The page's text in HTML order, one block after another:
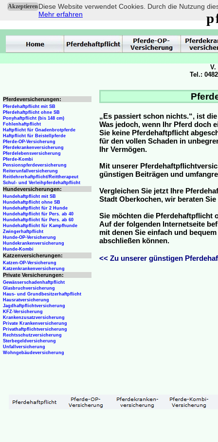
AkzeptierenDiese Website verwendet Cookies. Durch die Nutzung
Mehr erfahren
„Es passiert schon nichts.“, ist
Was jedoch, wenn Ihr Pferd doch
Sie keine Pferdehaftpflicht
für den vollen Schaden in
Ihr Vermögen.
Mit unserer
günstigen Beiträgen und
Vergleichen Sie jetzt Ihre
Stadt Oberkochen, wir beraten Sie
Sie möchten die Pferdehaftpflicht
Auf der folgenden Internetseite
mit denen Sie einfach und
abschließen können.
<< Zu unserer günstigen
Pferdeversicherungen:
Pferdehaftpflicht mit SB
Pferdehaftpflicht ohne SB
Ponyhaftpflicht (bis 148 cm)
Fohlenhaftpflicht
Haftpflicht für Gnadenbrotpferde
Haftpflicht für Beistellpferde
Pferde-OP-Versicherung
Pferdekrankenversicherung
Pferdelebensversicherung
Pferde-Kombi
Pensionspferdeversicherung
Reiterunfallversicherung
Reitlehrerhaftpflicht/Reittherapeut
Schul- und Verleihpferdehaftpflicht
Hundeversicherungen:
Hundehaftpflicht mit SB
Hundehaftpflicht ohne SB
Hundehaftpflicht für 2 Hunde
Hundehaftpflicht für Pers. ab 40
Hundehaftpflicht für Pers. ab 60
Hundehaftpflicht für Kampfhunde
Zwingerhaftpflicht
Hunde-OP-Versicherung
Hundekrankenversicherung
Hunde-Kombi
Katzenversicherungen:
Katzen-OP-Versicherung
Katzenkrankenversicherung
Private Versicherungen:
Gewässerschadenhaftpflicht
Glasbruchversicherung
Haus- und Grundbesitzerhaftpflicht
Hausratversicherung
Jagdhaftpflichtversicherung
KFZ-Versicherung
Krankenzusatzversicherung
Private Krankenversicherung
Privathaftpflichtversicherung
Rechtsschutzversicherung
Sterbegeldversicherung
Unfallversicherung
Wohngebäudeversicherung
V.
Tel.: